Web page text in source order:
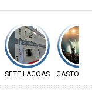
SETE LAGOAS GASTOS